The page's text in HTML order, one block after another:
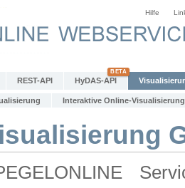
Hilfe
REST-API HyDAS-API
Interaktive Online-Visualisierung